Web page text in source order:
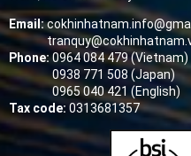
Email:
Phone: 0964 084 479 (Vietnam)
0938 771 508 (Japan)
0965 040 421 (English)
Tax code: 0313681357